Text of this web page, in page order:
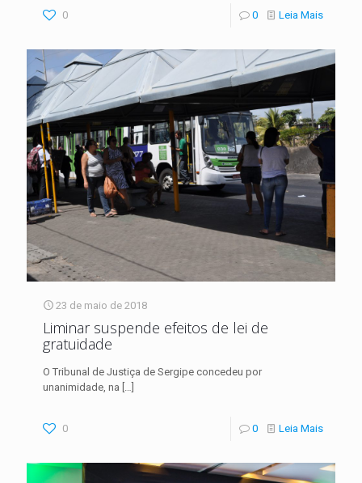
0 0 Leia Mais
23 de maio de 2018
Liminar suspende efeitos de lei de
gratuidade
O Tribunal de Justiça de Sergipe concedeu por
unanimidade, na […]
0 0 Leia Mais